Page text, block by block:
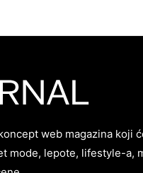
web magazina koji
mode, lepote, lifestyle-a,